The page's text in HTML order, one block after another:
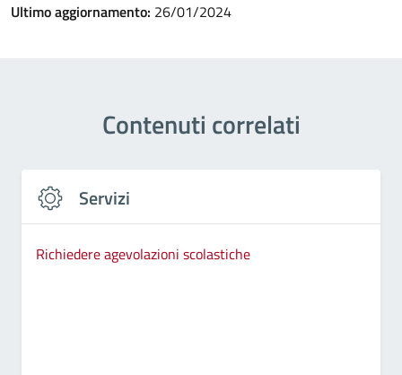
Ultimo aggiornamento: 26/01/2024
Contenuti correlati
Servizi
Richiedere agevolazioni scolastiche